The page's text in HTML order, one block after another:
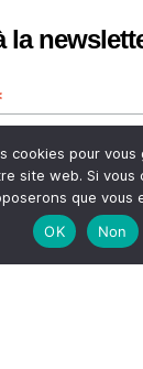
la
cookies pour
site web. Si vous
que vous
OK
Non